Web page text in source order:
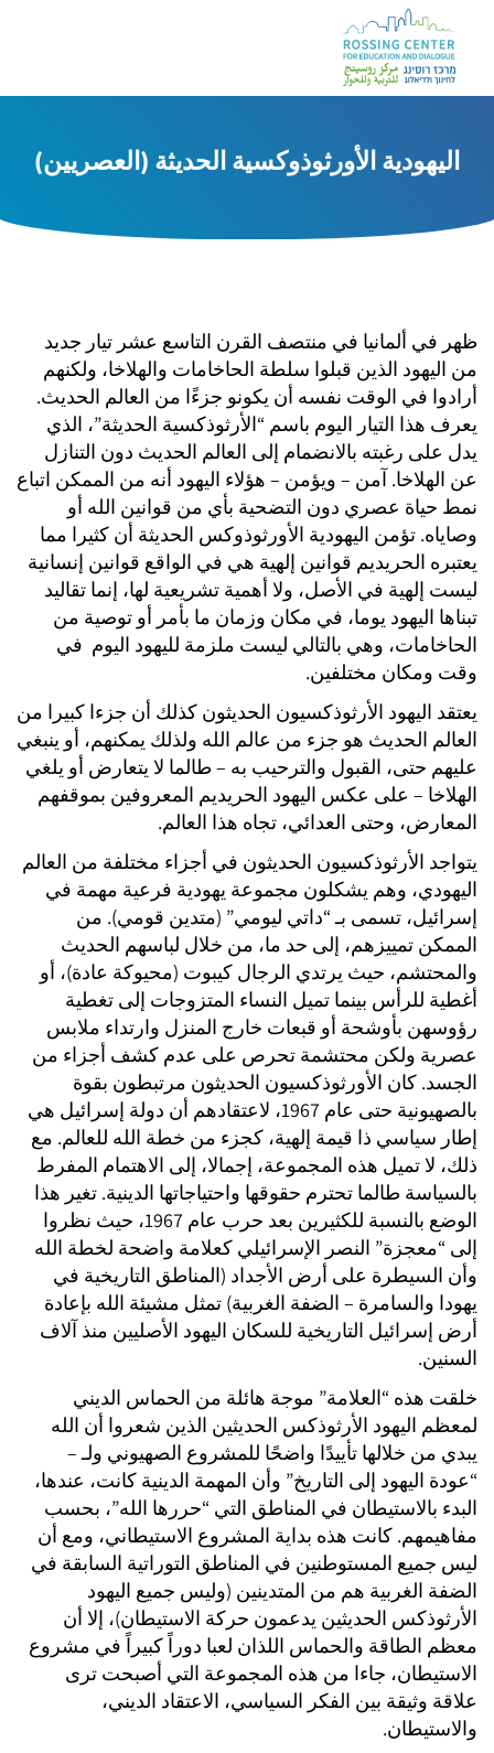
اليهودية الأورثوذوكسية الحديثة (العصريين)
ظهر في ألمانيا في منتصف القرن التاسع عشر تيار جديد
من اليهود الذين قبلوا سلطة الحاخامات والهلاخا، ولكنهم
أرادوا في الوقت نفسه أن يكونو جزءًا من العالم الحديث.
يعرف هذا التيار اليوم باسم “الأرثوذكسية الحديثة”، الذي
يدل على رغبته بالانضمام إلى العالم الحديث دون التنازل
عن الهلاخا. آمن – ويؤمن – هؤلاء اليهود أنه من الممكن اتباع
نمط حياة عصري دون التضحية بأي من قوانين الله أو
وصاياه. تؤمن اليهودية الأورثوذوكس الحديثة أن كثيرا مما
يعتبره الحريديم قوانين إلهية هي في الواقع قوانين إنسانية
ليست إلهية في الأصل، ولا أهمية تشريعية لها، إنما تقاليد
تبناها اليهود يوما، في مكان وزمان ما بأمر أو توصية من
الحاخامات، وهي بالتالي ليست ملزمة لليهود اليوم في
وقت ومكان مختلفين.
يعتقد اليهود الأرثوذكسيون الحديثون كذلك أن جزءا كبيرا من
العالم الحديث هو جزء من عالم الله ولذلك يمكنهم، أو ينبغي
عليهم حتى، القبول والترحيب به – طالما لا يتعارض أو يلغي
الهلاخا – على عكس اليهود الحريديم المعروفين بموقفهم
المعارض، وحتى العدائي، تجاه هذا العالم.
يتواجد الأرثوذكسيون الحديثون في أجزاء مختلفة من العالم
اليهودي، وهم يشكلون مجموعة يهودية فرعية مهمة في
إسرائيل، تسمى بـ “داتي ليومي” (متدين قومي). من
الممكن تمييزهم، إلى حد ما، من خلال لباسهم الحديث
والمحتشم، حيث يرتدي الرجال كيبوت (محيوكة عادة)، أو
أغطية للرأس بينما تميل النساء المتزوجات إلى تغطية
رؤوسهن بأوشحة أو قبعات خارج المنزل وارتداء ملابس
عصرية ولكن محتشمة تحرص على عدم كشف أجزاء من
الجسد. كان الأورثوذكسيون الحديثون مرتبطون بقوة
بالصهيونية حتى عام 1967، لاعتقادهم أن دولة إسرائيل هي
إطار سياسي ذا قيمة إلهية، كجزء من خطة الله للعالم. مع
ذلك، لا تميل هذه المجموعة، إجمالا، إلى الاهتمام المفرط
بالسياسة طالما تحترم حقوقها واحتياجاتها الدينية. تغير هذا
الوضع بالنسبة للكثيرين بعد حرب عام 1967، حيث نظروا
إلى “معجزة” النصر الإسرائيلي كعلامة واضحة لخطة الله
وأن السيطرة على أرض الأجداد (المناطق التاريخية في
يهودا والسامرة – الضفة الغربية) تمثل مشيئة الله بإعادة
أرض إسرائيل التاريخية للسكان اليهود الأصليين منذ آلاف
السنين.
خلقت هذه “العلامة” موجة هائلة من الحماس الديني
لمعظم اليهود الأرثوذكس الحديثين الذين شعروا أن الله
يبدي من خلالها تأييدًا واضحًا للمشروع الصهيوني ولـ –
“عودة اليهود إلى التاريخ” وأن المهمة الدينية كانت، عندها،
البدء بالاستيطان في المناطق التي “حررها الله”، بحسب
مفاهيمهم. كانت هذه بداية المشروع الاستيطاني، ومع أن
ليس جميع المستوطنين في المناطق التوراتية السابقة في
الضفة الغربية هم من المتدينين (وليس جميع اليهود
الأرثوذكس الحديثين يدعمون حركة الاستيطان)، إلا أن
معظم الطاقة والحماس اللذان لعبا دوراً كبيراً في مشروع
الاستيطان، جاءا من هذه المجموعة التي أصبحت ترى
علاقة وثيقة بين الفكر السياسي، الاعتقاد الديني،
والاستيطان.